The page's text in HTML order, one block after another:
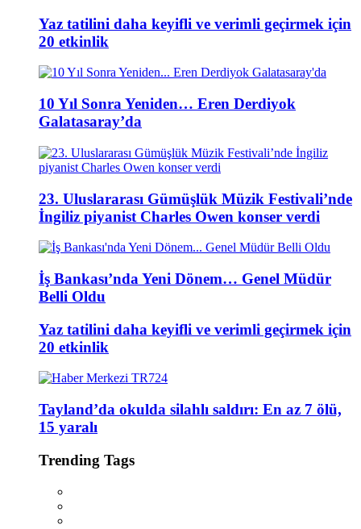
Yaz tatilini daha keyifli ve verimli geçirmek için
20 etkinlik
10 Yıl Sonra Yeniden… Eren Derdiyok
Galatasaray’da
23. Uluslararası Gümüşlük Müzik Festivali’nde
İngiliz piyanist Charles Owen konser verdi
İş Bankası’nda Yeni Dönem… Genel Müdür
Belli Oldu
Yaz tatilini daha keyifli ve verimli geçirmek için
20 etkinlik
Tayland’da okulda silahlı saldırı: En az 7 ölü,
15 yaralı
Trending Tags